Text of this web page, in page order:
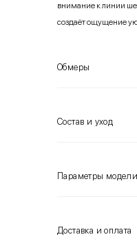
внимание к линии
создаёт ощущение
Обмеры
Состав и уход
Параметры модели
Доставка и оплата